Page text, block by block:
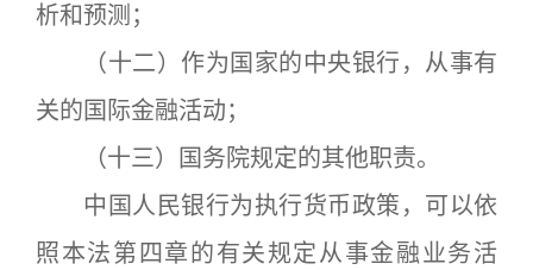
析和预测；
（十二）作为国家的中央银行，从事有
关的国际金融活动；
（十三）国务院规定的其他职责。
中国人民银行为执行货币政策，可以依
照本法第四章的有关规定从事金融业务活